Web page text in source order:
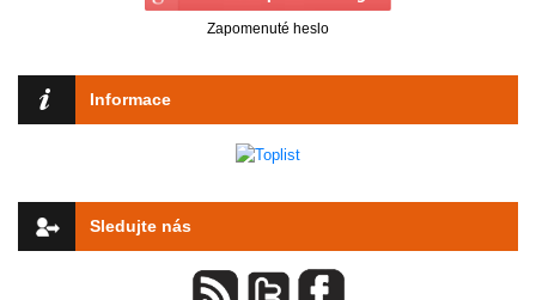
Zapomenuté heslo
Informace
Sledujte nás